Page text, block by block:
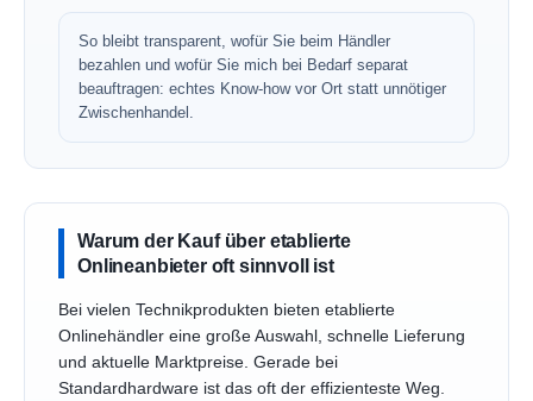
So bleibt transparent, wofür Sie beim Händler
bezahlen und wofür Sie mich bei Bedarf separat
beauftragen: echtes Know-how vor Ort statt unnötiger
Zwischenhandel.
Warum der Kauf über etablierte
Onlineanbieter oft sinnvoll ist
Bei vielen Technikprodukten bieten etablierte
Onlinehändler eine große Auswahl, schnelle Lieferung
und aktuelle Marktpreise. Gerade bei
Standardhardware ist das oft der effizienteste Weg.